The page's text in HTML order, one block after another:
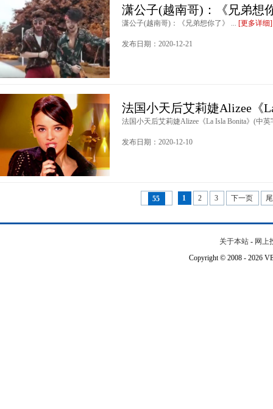
潇公子(越南哥)：《兄弟想
潇公子(越南哥)：《兄弟想你了》 ... [更多详细]
发布日期：2020-12-21
法国小天后艾莉婕Alizee《
法国小天后艾莉婕Alizee《La Isla Bonita》(中
发布日期：2020-12-10
55 1 2 3 下一页
关于本站 - 网上
Copyright © 2008 - 2026